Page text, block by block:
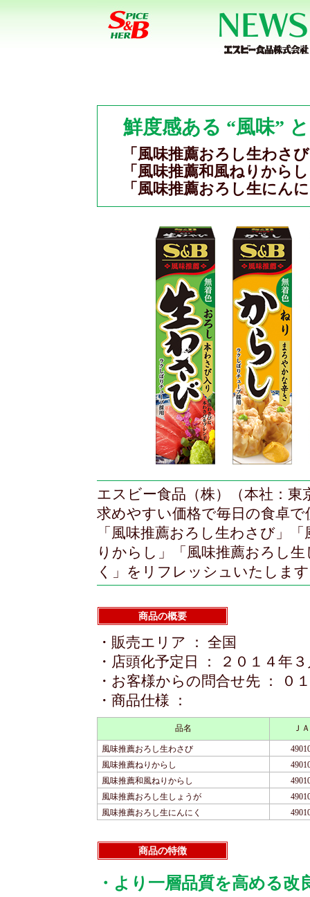
鮮度感ある “風味”
「風味推薦おろし生わさ
「風味推薦和風ねりから
「風味推薦おろし生にん
エスビー食品（株）（本社：
求めやすい価格で毎日の食卓
「風味推薦おろし生わさび」
りからし」「風味推薦おろし
く」をリフレッシュいたしま
商品の概要
・販売エリア ： 全国
・店頭化予定日 ： ２０１４年
・お客様からの問合せ先 ： ０
・商品仕様 ：
品名 Ｊ
風味推薦おろし生わさび
風味推薦ねりからし
風味推薦和風ねりからし
風味推薦おろし生しょうが
風味推薦おろし生にんにく
商品の特徴
・より一層品質を高める改